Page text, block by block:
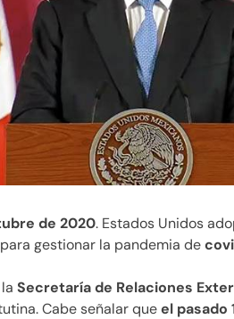
de 2020. Estados Unidos
gestionar la pandemia de
Secretaría de Relaciones
Cabe señalar queel pasado